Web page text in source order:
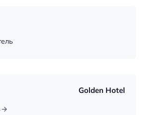
Golden Hotel